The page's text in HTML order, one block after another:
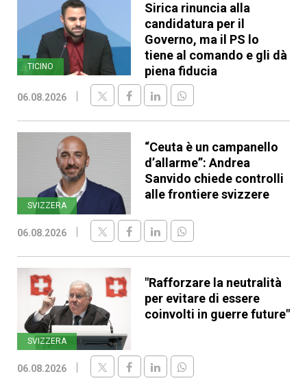
TICINO
Sirica rinuncia alla
candidatura per il
Governo, ma il PS lo
tiene al comando e gli dà
piena fiducia
06.08.2026
SVIZZERA
“Ceuta è un campanello
d’allarme”: Andrea
Sanvido chiede controlli
alle frontiere svizzere
06.08.2026
SVIZZERA
"Rafforzare la neutralità
per evitare di essere
coinvolti in guerre future"
06.08.2026